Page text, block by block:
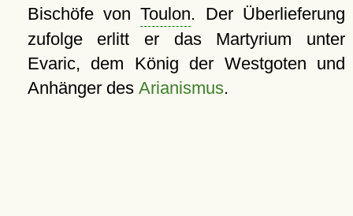
Bischöfe vonToulon. Der Überlieferung
zufolge erlitt er das Martyrium unter
Evaric, dem König der Westgoten und
Anhänger des Arianismus.